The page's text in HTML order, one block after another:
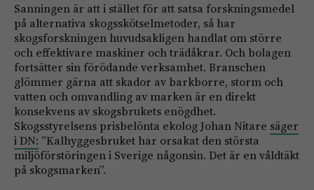
Sanningen är att i stället för att satsa forskningsmedel
på alternativa skogsskötselmetoder, så har
skogsforskningen huvudsakligen handlat om större
och effektivare maskiner och trädåkrar. Och bolagen
fortsätter sin förödande verksamhet. Branschen
glömmer gärna att skador av barkborre, storm och
vatten och omvandling av marken är en direkt
konsekvens av skogsbrukets enögdhet.
Skogsstyrelsens prisbelönta ekolog Johan Nitare säger
i DN: ”Kalhyggesbruket har orsakat den största
miljöförstöringen i Sverige någonsin. Det är en våldtäkt
på skogsmarken”.